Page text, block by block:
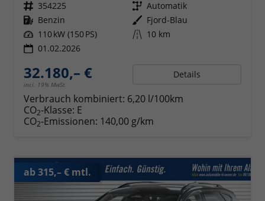
Fahrzeugnr. 354225 Getriebe Automatik
Kraftstoff Benzin Außenfarbe Fjord-Blau
Leistung 110 kW (150 PS) Kilometerstand 10 km
01.02.2026
32.180,– €
incl. 19% MwSt.
Details
Verbrauch kombiniert: 6,20 l/100km
CO2-Klasse: E
CO2-Emissionen: 140,00 g/km
ab 315,– € mtl.